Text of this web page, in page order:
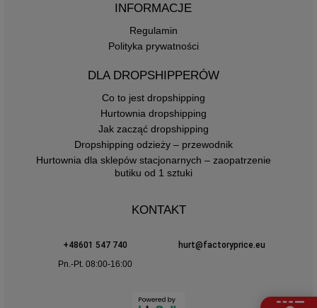
INFORMACJE
Regulamin
Polityka prywatności
DLA DROPSHIPPERÓW
Co to jest dropshipping
Hurtownia dropshipping
Jak zacząć dropshipping
Dropshipping odzieży – przewodnik
Hurtownia dla sklepów stacjonarnych – zaopatrzenie
butiku od 1 sztuki
KONTAKT
+48601 547 740
hurt@factoryprice.eu
Pn.-Pt. 08:00-16:00